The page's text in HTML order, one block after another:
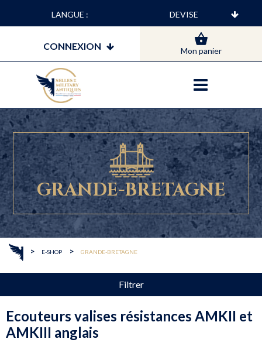
LANGUE :
CONNEXION Mon panier
GRANDE-BRETAGNE
> E-SHOP> GRANDE-BRETAGNE
Filtrer
Ecouteurs valises résistances AMKII et
AMKIII anglais